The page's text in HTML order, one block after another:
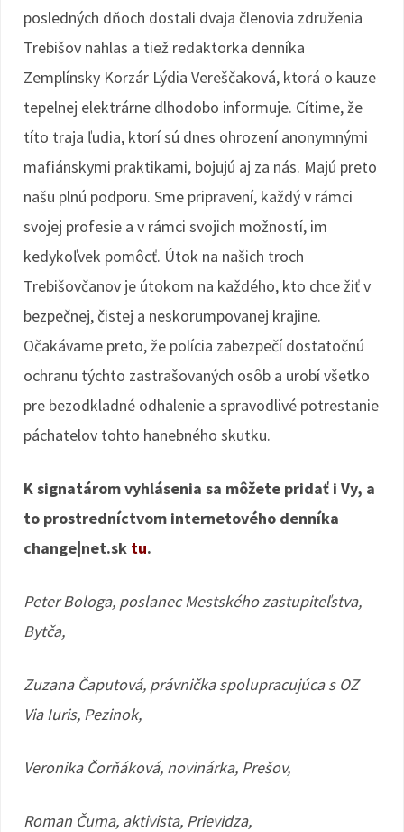
posledných dňoch dostali dvaja členovia združenia
Trebišov nahlas a tiež redaktorka denníka
Zemplínsky Korzár Lýdia Vereščaková, ktorá o kauze
tepelnej elektrárne dlhodobo informuje. Cítime, že
títo traja ľudia, ktorí sú dnes ohrození anonymnými
mafiánskymi praktikami, bojujú aj za nás. Majú preto
našu plnú podporu. Sme pripravení, každý v rámci
svojej profesie a v rámci svojich možností, im
kedykoľvek pomôcť. Útok na našich troch
Trebišovčanov je útokom na každého, kto chce žiť v
bezpečnej, čistej a neskorumpovanej krajine.
Očakávame preto, že polícia zabezpečí dostatočnú
ochranu týchto zastrašovaných osôb a urobí všetko
pre bezodkladné odhalenie a spravodlivé potrestanie
páchatelov tohto hanebného skutku.
K signatárom vyhlásenia sa môžete pridať i Vy, a
to prostredníctvom internetového denníka
change|net.sk tu.
Peter Bologa, poslanec Mestského zastupiteľstva,
Bytča,
Zuzana Čaputová, právnička spolupracujúca s OZ
Via Iuris, Pezinok,
Veronika Čorňáková, novinárka, Prešov,
Roman Čuma, aktivista, Prievidza,